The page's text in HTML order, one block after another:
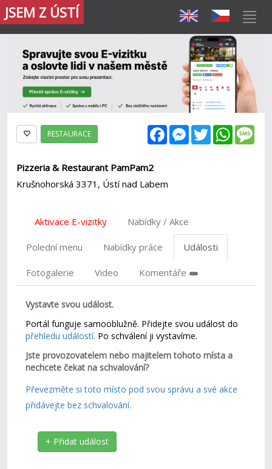
JSEM Z ÚSTÍ
FacebookMessenger
Twitter
RESTAURACE
Pizzeria & Restaurant PamPam2
Krušnohorská 3371, Ústí nad Labem
Aktivace E-vizitky Nabídky / Akce
Polední menu Nabídky práce Události
Fotogalerie Video Komentáře
Vystavte svou událost.
Portál funguje samooblužně. Přidejte svou událost do
přehledu událostí. Po schválení ji vystavíme.
Jste provozovatelem nebo majitelem tohoto místa a
nechcete čekat na schvalování?
Převezměte si toto místo pod svou správu a své akce
přidávejte bez schvalování.
+ Přidat událost